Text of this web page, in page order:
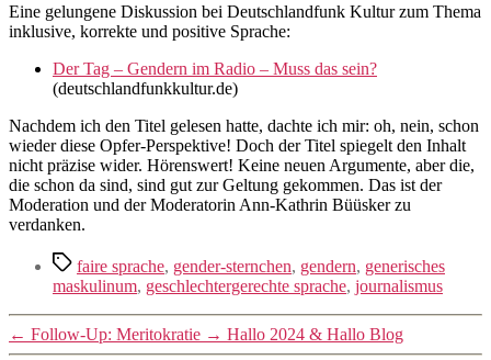
Eine gelungene Diskussion bei Deutschlandfunk Kultur zum Thema
inklusive, korrekte und positive Sprache:
Der Tag – Gendern im Radio – Muss das sein?
(deutschlandfunkkultur.de)
Nachdem ich den Titel gelesen hatte, dachte ich mir: oh, nein, schon
wieder diese Opfer-Perspektive! Doch der Titel spiegelt den Inhalt
nicht präzise wider. Hörenswert! Keine neuen Argumente, aber die,
die schon da sind, sind gut zur Geltung gekommen. Das ist der
Moderation und der Moderatorin Ann-Kathrin Büüsker zu
verdanken.
Schlagwörter
faire sprache, gender-sternchen, gendern, generisches
maskulinum, geschlechtergerechte sprache, journalismus
← Follow-Up: Meritokratie → Hallo 2024 & Hallo Blog